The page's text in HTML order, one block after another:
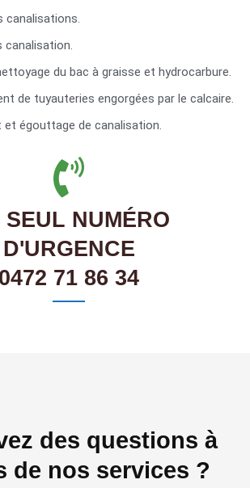
canalisations.
canalisation.
du bac à graisse et hydrocarbure.
de tuyauteries engorgées par le calcaire.
et égouttage de canalisation.
SEUL NUMÉRO
D'URGENCE
0472 71 86 34
des questions à
de nos services ?